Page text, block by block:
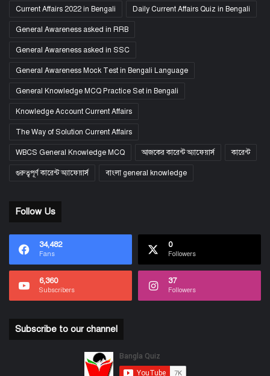
Current Affairs 2022 in Bengali Daily Current Affairs Quiz in Bengali
General Awareness asked in RRB
General Awareness asked in SSC
General Awareness Mock Test in Bengali Language
General Knowledge MCQ Practice Set in Bengali
Knowledge Account Current Affairs
The Way of Solution Current Affairs
WBCS General Knowledge MCQ আজকের কারেন্ট অ্যাফেয়ার্স কারেন্ট
গুরুত্বপূর্ণ কারেন্ট অ্যাফেয়ার্স বাংলা general knowledge
Follow Us
34,482
Fans
0
Followers
6,360
Subscribers
37
Followers
Subscribe to our channel